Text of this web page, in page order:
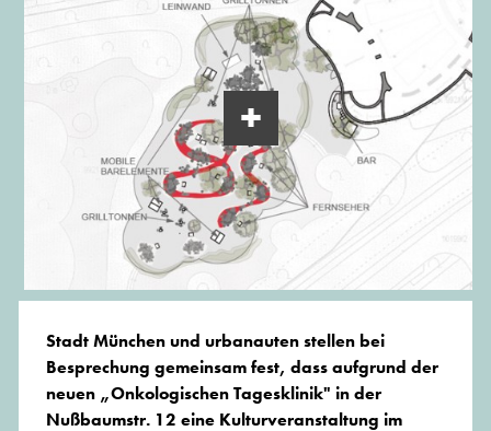
Stadt München und urbanauten stellen bei
Besprechung gemeinsam fest, dass aufgrund der
neuen „Onkologischen Tagesklinik" in der
Nußbaumstr. 12 eine Kulturveranstaltung im